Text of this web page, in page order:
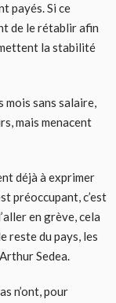
payés. Si ce
de le rétablir afin
la stabilité
mois sans salaire,
mais menacent
déjà à exprimer
préoccupant, c’est
en grève, cela
reste du pays, les
Sedea.
n’ont, pour